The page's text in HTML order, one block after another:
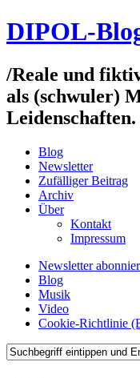
DIPOL-
/Reale und
als (schwuler)
Leidenschaften.
Blog
Newsletter
Zufälliger Beitrag
Archiv
Über
Kontakt
Impressum
Newsletter
Blog
Musik
Video
Cookie-Richtlinie